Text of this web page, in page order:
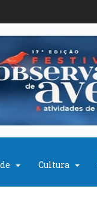
Cultura